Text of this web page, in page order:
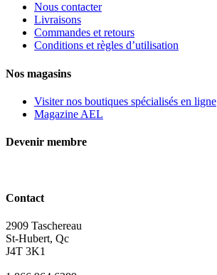
Nous contacter
Livraisons
Commandes et retours
Conditions et règles d’utilisation
Nos magasins
Visiter nos boutiques spécialisés en ligne
Magazine AEL
Devenir membre
Contact
2909 Taschereau
St-Hubert, Qc
J4T 3K1